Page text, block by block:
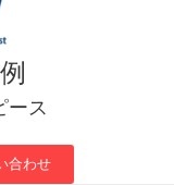
ース
合わせ